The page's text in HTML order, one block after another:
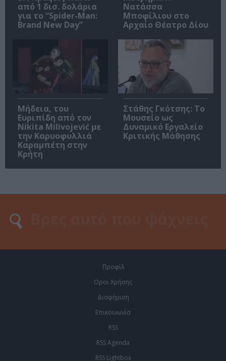
από 1 δισ. δολάρια
για το “Spider-Man:
Brand New Day”
Νατάσσα
Μποφίλιου στο
Αρχαίο Θέατρο Δίου
Μήδεια, του
Ευριπίδη από τον
Nikita Milivojević με
την Καρυοφυλλιά
Καραμπέτη στην
Κρήτη
Στάθης Γκότσης: Το
Μουσείο ως
Δυναμικό Εργαλείο
Κριτικής Μάθησης
Προφίλ
Οροι Χρήσης
Διαφήμιση
Επικοινωνία
RSS
RSS Agenda
RSS Lightbox